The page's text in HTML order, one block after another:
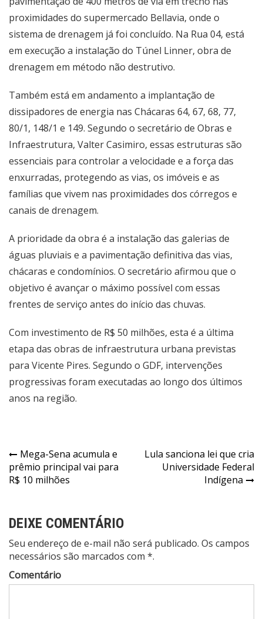
proximidades do supermercado Bellavia, onde o
sistema de drenagem já foi concluído. Na Rua 04, está
em execução a instalação do Túnel Linner, obra de
drenagem em método não destrutivo.
Também está em andamento a implantação de
dissipadores de energia nas Chácaras 64, 67, 68, 77,
80/1, 148/1 e 149. Segundo o secretário de Obras e
Infraestrutura, Valter Casimiro, essas estruturas são
essenciais para controlar a velocidade e a força das
enxurradas, protegendo as vias, os imóveis e as
famílias que vivem nas proximidades dos córregos e
canais de drenagem.
A prioridade da obra é a instalação das galerias de
águas pluviais e a pavimentação definitiva das vias,
chácaras e condomínios. O secretário afirmou que o
objetivo é avançar o máximo possível com essas
frentes de serviço antes do início das chuvas.
Com investimento de R$ 50 milhões, esta é a última
etapa das obras de infraestrutura urbana previstas
para Vicente Pires. Segundo o GDF, intervenções
progressivas foram executadas ao longo dos últimos
anos na região.
Navegação
de
Mega-Sena acumula e
prêmio principal vai para
R$ 10 milhões
Lula sanciona lei que cria
Universidade Federal
Indígena
DEIXE COMENTÁRIO
Seu endereço de e-mail não será publicado. Os campos
necessários são marcados com *.
Comentário